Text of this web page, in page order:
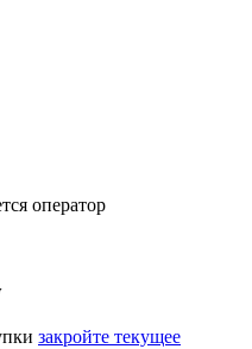
оператор
закройте текущее